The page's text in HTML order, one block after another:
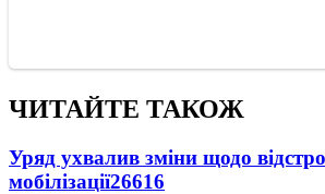
ЧИТАЙТЕ ТАКОЖ
Уряд ухвалив зміни щодо
мобілізації26616